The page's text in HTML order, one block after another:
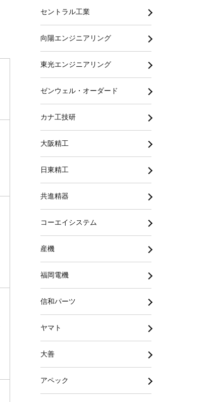
セントラル工業
向陽エンジニアリング
東光エンジニアリング
ゼンウェル・オーダード
カナ工技研
大阪精工
日東精工
共進精器
コーエイシステム
産機
福岡電機
信和パーツ
ヤマト
大善
アペック